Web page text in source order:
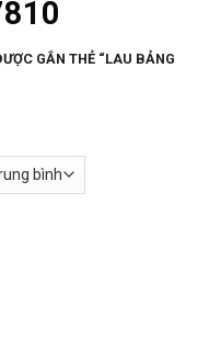
GẮN THẺ “LAU BẢNG